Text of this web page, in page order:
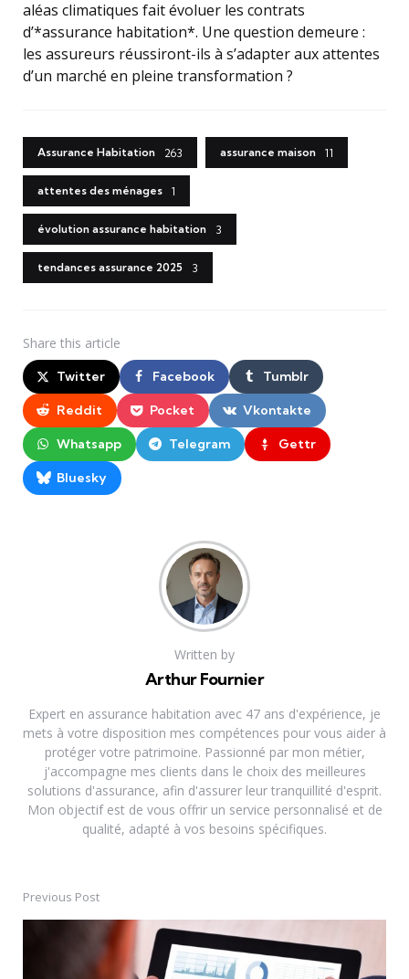
aléas climatiques fait évoluer les contrats
d’*assurance habitation*. Une question demeure :
les assureurs réussiront-ils à s’adapter aux attentes
d’un marché en pleine transformation ?
Assurance Habitation 263 assurance maison 11
attentes des ménages 1
évolution assurance habitation 3
tendances assurance 2025 3
Share this article
Twitter Facebook Tumblr
Reddit Pocket Vkontakte
Whatsapp Telegram Gettr
Bluesky
Written by
Arthur Fournier
Expert en assurance habitation avec 47 ans d'expérience, je
mets à votre disposition mes compétences pour vous aider à
protéger votre patrimoine. Passionné par mon métier,
j'accompagne mes clients dans le choix des meilleures
solutions d'assurance, afin d'assurer leur tranquillité d'esprit.
Mon objectif est de vous offrir un service personnalisé et de
qualité, adapté à vos besoins spécifiques.
Post
navigation
Previous Post